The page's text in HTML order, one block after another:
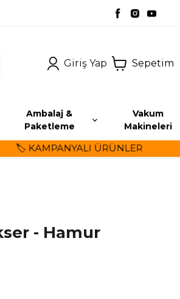
Giriş Yap Sepetim
Ambalaj &
Paketleme
Vakum
Makineleri
🏷️ KAMPANYALI ÜRÜNLER
- Hamur